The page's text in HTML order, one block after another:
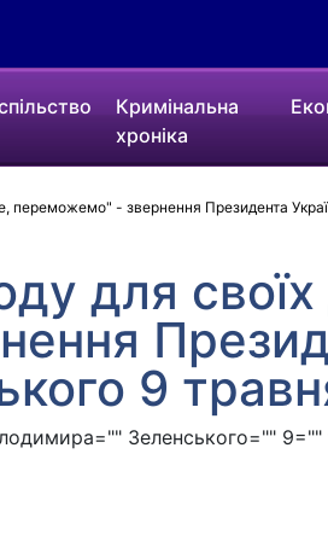
Кримінальна
хроніка
переможемо" - звернення Президента
для своїх
9
Зеленського=""